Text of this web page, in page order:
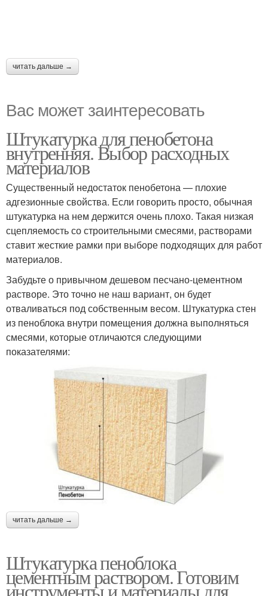
читать дальше →
Вас может заинтересовать
Штукатурка для пенобетона
внутренняя. Выбор расходных
материалов
Существенный недостаток пенобетона — плохие
адгезионные свойства. Если говорить просто, обычная
штукатурка на нем держится очень плохо. Такая низкая
сцепляемость со строительными смесями, растворами
ставит жесткие рамки при выборе подходящих для работ
материалов.
Забудьте о привычном дешевом песчано-цементном
растворе. Это точно не наш вариант, он будет
отваливаться под собственным весом. Штукатурка стен
из пеноблока внутри помещения должна выполняться
смесями, которые отличаются следующими
показателями:
читать дальше →
Штукатурка пеноблока
цементным раствором. Готовим